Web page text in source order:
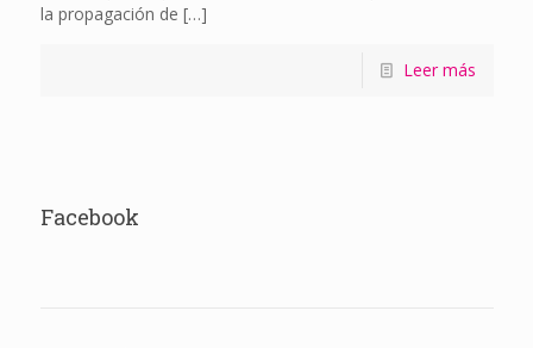
la propagación de […]
Leer más
Facebook